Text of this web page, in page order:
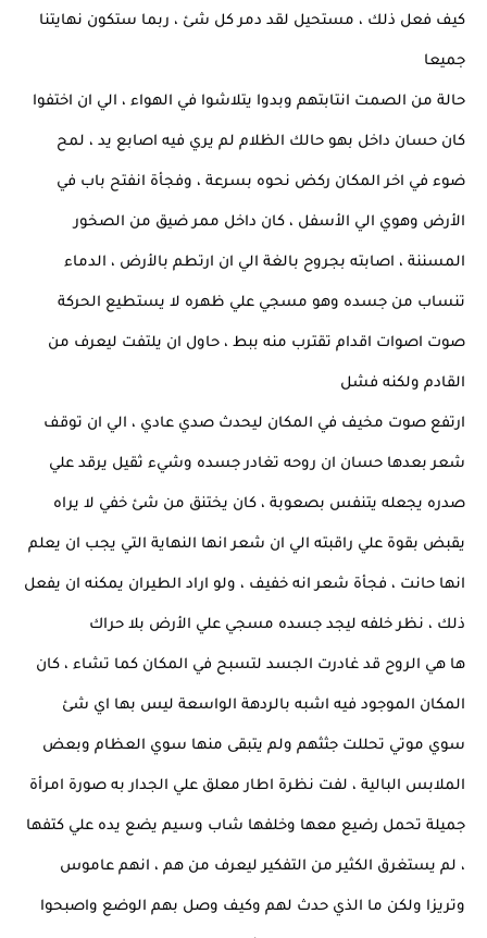
كيف فعل ذلك ، مستحيل لقد دمر كل شئ ، ربما ستكون نهايتنا
جميعا
حالة من الصمت انتابتهم وبدوا يتلاشوا في الهواء ، الي ان اختفوا
كان حسان داخل بهو حالك الظلام لم يري فيه اصابع يد ، لمح
ضوء في اخر المكان ركض نحوه بسرعة ، وفجأة انفتح باب في
الأرض وهوي الي الأسفل ، كان داخل ممر ضيق من الصخور
المسننة ، اصابته بجروح بالغة الي ان ارتطم بالأرض ، الدماء
تنساب من جسده وهو مسجي علي ظهره لا يستطيع الحركة
صوت اصوات اقدام تقترب منه ببط ، حاول ان يلتفت ليعرف من
القادم ولكنه فشل
ارتفع صوت مخيف في المكان ليحدث صدي عادي ، الي ان توقف
شعر بعدها حسان ان روحه تغادر جسده وشيء ثقيل يرقد علي
صدره يجعله يتنفس بصعوبة ، كان يختنق من شئ خفي لا يراه
يقبض بقوة علي راقبته الي ان شعر انها النهاية التي يجب ان يعلم
انها حانت ، فجأة شعر انه خفيف ، ولو اراد الطيران يمكنه ان يفعل
ذلك ، نظر خلفه ليجد جسده مسجي علي الأرض بلا حراك
ها هي الروح قد غادرت الجسد لتسبح في المكان كما تشاء ، كان
المكان الموجود فيه اشبه بالردهة الواسعة ليس بها اي شئ
سوي موتي تحللت جثثهم ولم يتبقى منها سوي العظام وبعض
الملابس البالية ، لفت نظرة اطار معلق علي الجدار به صورة امرأة
جميلة تحمل رضيع معها وخلفها شاب وسيم يضع يده علي كتفها
، لم يستغرق الكثير من التفكير ليعرف من هم ، انهم عاموس
وتريزا ولكن ما الذي حدث لهم وكيف وصل بهم الوضع واصبحوا